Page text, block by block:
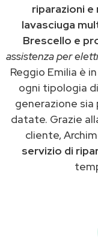
riparazioni e
lavasciuga
Brescello e
assistenza per
Reggio Emilia è
ogni tipologia
generazione
datate. Grazie
cliente,
servizio di